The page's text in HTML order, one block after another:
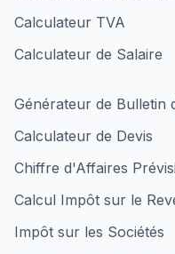
Calculateur TVA
Calculateur de Salaire
Générateur de Bulletin
Calculateur de Devis
Chiffre d'Affaires
Calcul Impôt sur le
Impôt sur les Sociétés